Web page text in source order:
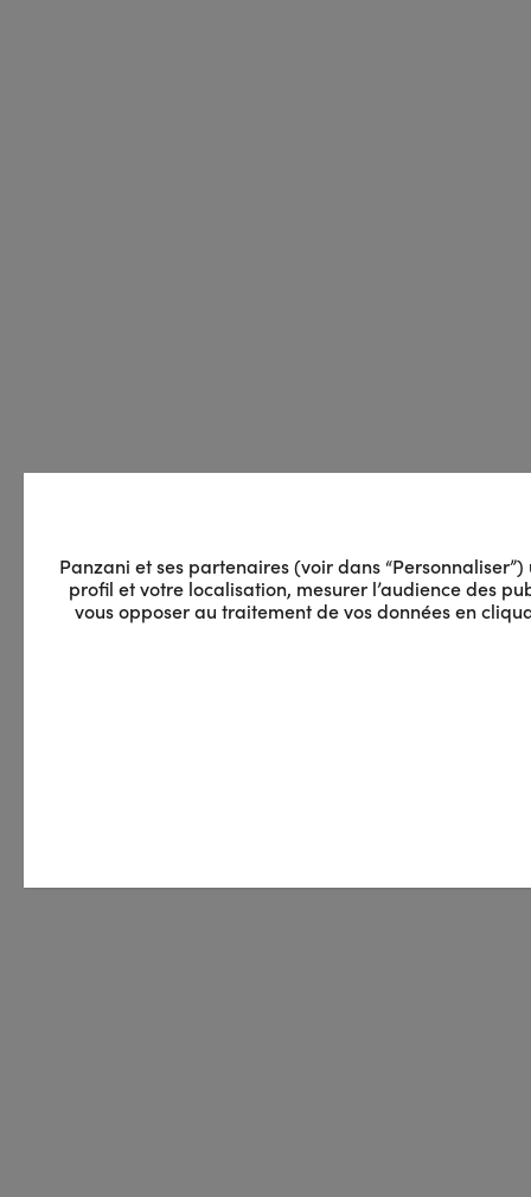
Panzani et ses partenaires (voir dans
profil et votre localisation, mesurer l’audience des
vous opposer au traitement de vos données en